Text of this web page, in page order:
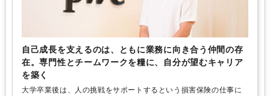
自己成長を支えるのは、ともに業務に向き合う仲間の存
在。専門性とチームワークを糧に、自分が望むキャリア
を築く
大学卒業後は、人の挑戦をサポートするという損害保険の仕事に